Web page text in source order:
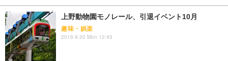
上野動物園モノレール、引退イベント10月
趣味・娯楽
2019.9.30 Mon 12:45